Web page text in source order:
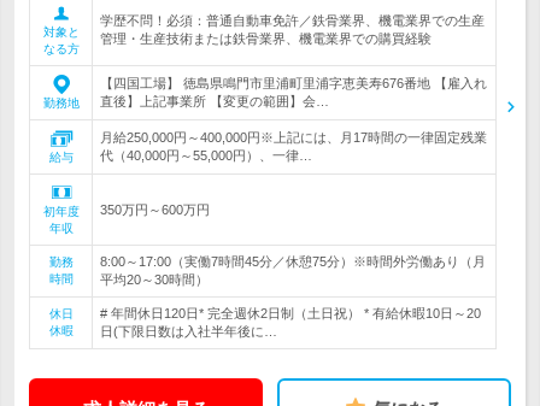
対象と
なる方
学歴不問！必須：普通自動車免許／鉄骨業界、機電業界での生産
管理・生産技術または鉄骨業界、機電業界での購買経験
勤務地
【四国工場】 徳島県鳴門市里浦町里浦字恵美寿676番地 【雇入れ
直後】上記事業所 【変更の範囲】会…
給与
月給250,000円～400,000円※上記には、月17時間の一律固定残業
代（40,000円～55,000円）、一律…
初年度
年収
350万円～600万円
勤務
時間
8:00～17:00（実働7時間45分／休憩75分）※時間外労働あり（月
平均20～30時間）
休日
休暇
# 年間休日120日* 完全週休2日制（土日祝） * 有給休暇10日～20
日(下限日数は入社半年後に…